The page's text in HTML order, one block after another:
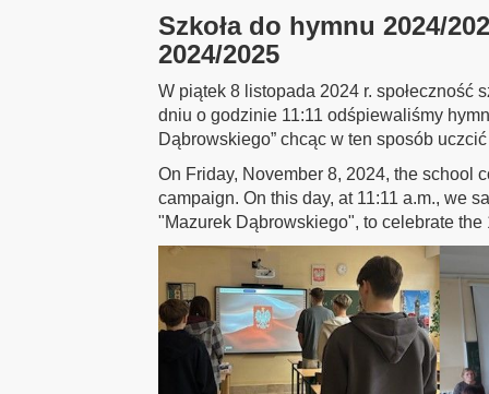
Szkoła do hymnu 2024/
2024/2025
W piątek 8 listopada 2024 r. społeczność
dniu o godzinie 11:11 odśpiewaliśmy
Dąbrowskiego” chcąc w ten sposób
On Friday, November 8, 2024, the school
campaign. On this day, at 11:11 a.m., we
"Mazurek Dąbrowskiego", to celebrate